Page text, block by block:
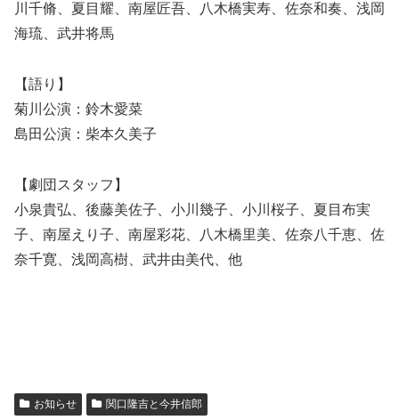
川千脩、夏目耀、南屋匠吾、八木橋実寿、佐奈和奏、浅岡
海琉、武井将馬
【語り】
菊川公演：鈴木愛菜
島田公演：柴本久美子
【劇団スタッフ】
小泉貴弘、後藤美佐子、小川幾子、小川桜子、夏目布実
子、南屋えり子、南屋彩花、八木橋里美、佐奈八千恵、佐
奈千寛、浅岡高樹、武井由美代、他
お知らせ 関口隆吉と今井信郎